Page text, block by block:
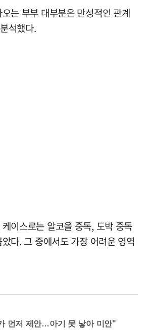
는 부부 대부분은 만성적인 관계
석했다.
이스로는 알코올 중독, 도박 중독
다. 그 중에서도 가장 어려운 영역
먼저 제안…아기 못 낳아 미안"